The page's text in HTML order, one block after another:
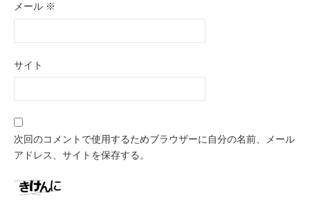
メール ※
サイト
次回のコメントで使用するためブラウザーに自分の名前、メール
アドレス、サイトを保存する。